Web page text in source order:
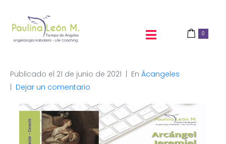
0
Publicado el 21 de junio de 2021 En Ácangeles
Dejar un comentario